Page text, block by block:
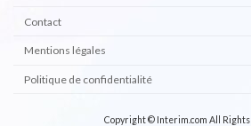
Contact
Mentions légales
Politique de confidentialité
Copyright © Interim.com All Rights